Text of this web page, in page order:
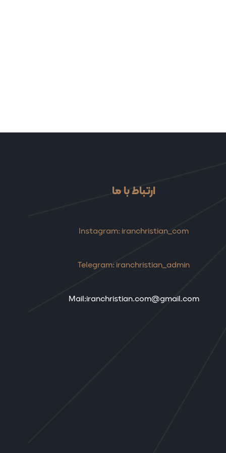
ارتباط با ما
Instagram: iranchristian_com
Telegram: iranchristian_admin
Mail:iranchristian.com@gmail.com